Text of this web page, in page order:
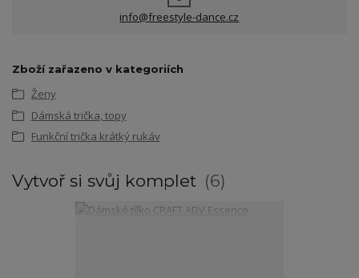
info@freestyle-dance.cz
Zboží zařazeno v kategoriích
Ženy
Dámská trička, topy
Funkční trička krátký rukáv
Vytvoř si svůj komplet 6